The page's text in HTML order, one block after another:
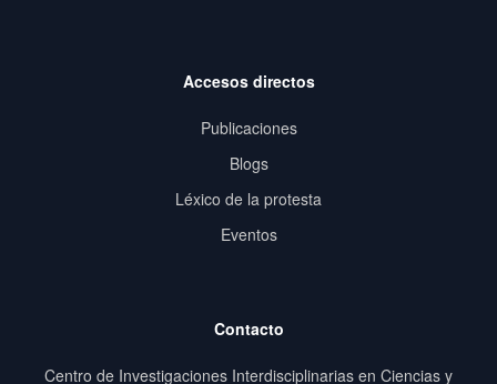
Accesos directos
Publicaciones
Blogs
Léxico de la protesta
Eventos
Contacto
Centro de Investigaciones Interdisciplinarias en Ciencias y